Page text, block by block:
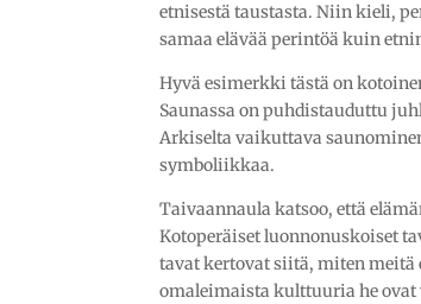
etnisestä taustasta. Niin kieli,
samaa elävää perintöä kuin
Hyvä esimerkki tästä on
Saunassa on puhdistauduttu
Arkiselta vaikuttava
symboliikkaa.
Taivaannaula katsoo, että
Kotoperäiset luonnonuskoiset
tavat kertovat siitä, miten meitä
omaleimaista kulttuuria he